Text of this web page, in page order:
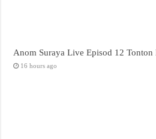
Anom Suraya Live Episod 12 Tonton
16 hours ago